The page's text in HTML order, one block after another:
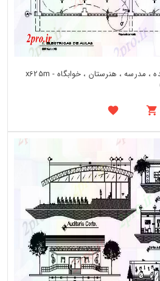
دانلود نقشه دانشگاه ، آموزشکده ، مدرسه ، هنرستان ، خوابگاه - x625m